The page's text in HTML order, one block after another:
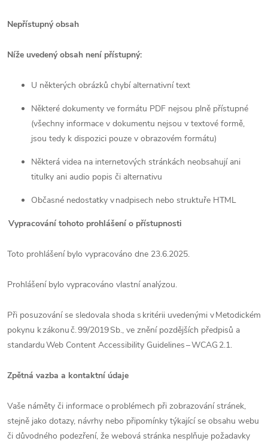
Nepřístupný obsah
Níže uvedený obsah není přístupný:
U některých obrázků chybí alternativní text
Některé dokumenty ve formátu PDF nejsou plně přístupné
(všechny informace v dokumentu nejsou v textové formě,
jsou tedy k dispozici pouze v obrazovém formátu)
Některá videa na internetových stránkách neobsahují ani
titulky ani audio popis či alternativu
Občasné nedostatky v nadpisech nebo struktuře HTML
Vypracování tohoto prohlášení o přístupnosti
Toto prohlášení bylo vypracováno dne 23.6.2025.
Prohlášení bylo vypracováno vlastní analýzou.
Při posuzování se sledovala shoda s kritérii uvedenými v Metodickém
pokynu k zákonu č. 99/2019 Sb., ve znění pozdějších předpisů a
standardu Web Content Accessibility Guidelines – WCAG 2.1.
Zpětná vazba a kontaktní údaje
Vaše náměty či informace o problémech při zobrazování stránek,
stejně jako dotazy, návrhy nebo připomínky týkající se obsahu webu
či důvodného podezření, že webová stránka nesplňuje požadavky